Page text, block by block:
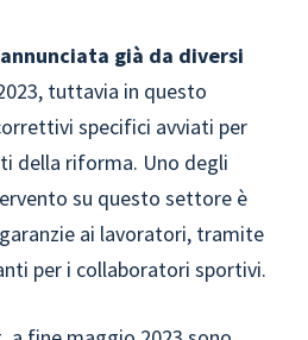
annunciata già da diversi
tuttavia in questo
specifici avviati per
della riforma. Uno degli
su questo settore è
ai lavoratori, tramite
per i collaboratori sportivi.